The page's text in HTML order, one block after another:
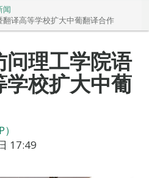
闻
译高等学校扩大中葡翻译合作
理工学院语
校扩大中葡
17:49